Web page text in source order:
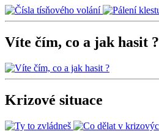
Víte čím, co a jak hasit ?
Krizové situace